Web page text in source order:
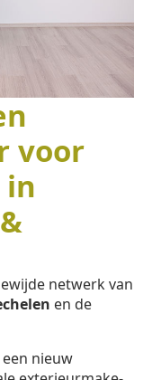
voor
in
netwerk van
en de
nieuw